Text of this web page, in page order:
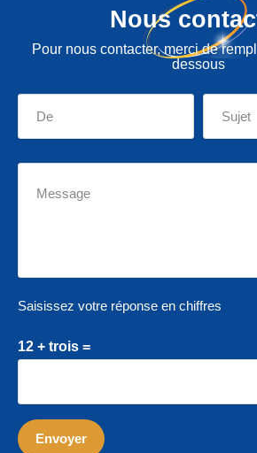
Nous
Pour nous contacter, merci de
dessous
Saisissez votre réponse en chiffres
12 + trois =